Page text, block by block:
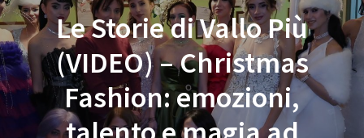
Le Storie di Vallo Più
(VIDEO) – Christmas
Fashion: emozioni,